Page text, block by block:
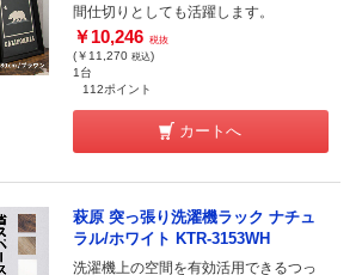
間仕切りとしても活躍します。
￥10,246 税抜
(￥11,270 税込)
1台
112ポイント
カートへ
萩原 突っ張り洗濯機ラック ナチュ
ラル/ホワイト KTR-3153WH
洗濯機上の空間を有効活用できるつっ